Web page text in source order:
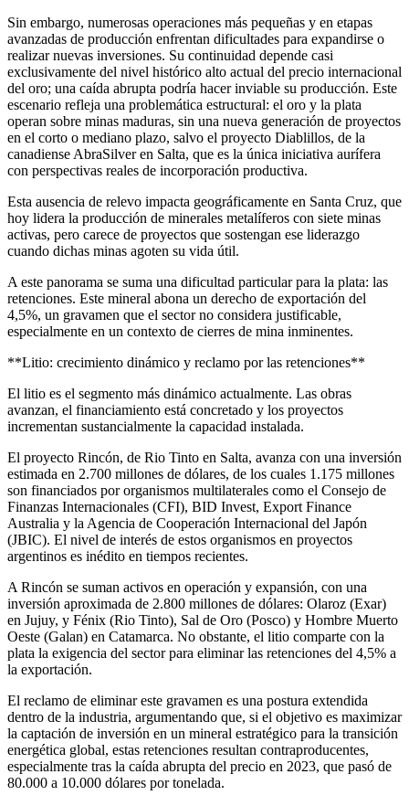
Sin embargo, numerosas operaciones más pequeñas y en etapas
avanzadas de producción enfrentan dificultades para expandirse o
realizar nuevas inversiones. Su continuidad depende casi
exclusivamente del nivel histórico alto actual del precio internacional
del oro; una caída abrupta podría hacer inviable su producción. Este
escenario refleja una problemática estructural: el oro y la plata
operan sobre minas maduras, sin una nueva generación de proyectos
en el corto o mediano plazo, salvo el proyecto Diablillos, de la
canadiense AbraSilver en Salta, que es la única iniciativa aurífera
con perspectivas reales de incorporación productiva.
Esta ausencia de relevo impacta geográficamente en Santa Cruz, que
hoy lidera la producción de minerales metalíferos con siete minas
activas, pero carece de proyectos que sostengan ese liderazgo
cuando dichas minas agoten su vida útil.
A este panorama se suma una dificultad particular para la plata: las
retenciones. Este mineral abona un derecho de exportación del
4,5%, un gravamen que el sector no considera justificable,
especialmente en un contexto de cierres de mina inminentes.
**Litio: crecimiento dinámico y reclamo por las retenciones**
El litio es el segmento más dinámico actualmente. Las obras
avanzan, el financiamiento está concretado y los proyectos
incrementan sustancialmente la capacidad instalada.
El proyecto Rincón, de Rio Tinto en Salta, avanza con una inversión
estimada en 2.700 millones de dólares, de los cuales 1.175 millones
son financiados por organismos multilaterales como el Consejo de
Finanzas Internacionales (CFI), BID Invest, Export Finance
Australia y la Agencia de Cooperación Internacional del Japón
(JBIC). El nivel de interés de estos organismos en proyectos
argentinos es inédito en tiempos recientes.
A Rincón se suman activos en operación y expansión, con una
inversión aproximada de 2.800 millones de dólares: Olaroz (Exar)
en Jujuy, y Fénix (Rio Tinto), Sal de Oro (Posco) y Hombre Muerto
Oeste (Galan) en Catamarca. No obstante, el litio comparte con la
plata la exigencia del sector para eliminar las retenciones del 4,5% a
la exportación.
El reclamo de eliminar este gravamen es una postura extendida
dentro de la industria, argumentando que, si el objetivo es maximizar
la captación de inversión en un mineral estratégico para la transición
energética global, estas retenciones resultan contraproducentes,
especialmente tras la caída abrupta del precio en 2023, que pasó de
80.000 a 10.000 dólares por tonelada.